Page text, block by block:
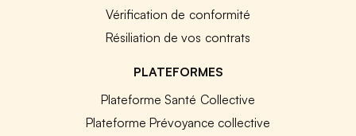
Vérification de conformité
Résiliation de vos contrats
PLATEFORMES
Plateforme Santé Collective
Plateforme Prévoyance collective